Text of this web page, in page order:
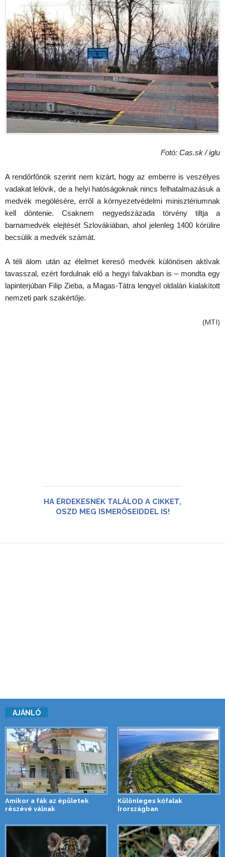
Fotó: Cas.sk / iglu
A rendőrfőnök szerint nem kizárt, hogy az emberre is veszélyes
vadakat lelövik, de a helyi hatóságoknak nincs felhatalmazásuk a
medvék megölésére, erről a környezetvédelmi minisztériumnak
kell döntenie. Csaknem negyedszázada törvény tiltja a
barnamedvék elejtését Szlovákiában, ahol jelenleg 1400 körülire
becsülik a medvék számát.
A téli álom után az élelmet kereső medvék különösen aktívak
tavasszal, ezért fordulnak elő a hegyi falvakban is – mondta egy
lapinterjúban Filip Zieba, a Magas-Tátra lengyel oldalán kialakított
nemzeti park szakértője.
(MTI)
HA ÉRDEKESNEK TALÁLOD A CIKKET,
OSZD MEG ISMERŐSEIDDEL IS!
AJÁNLÓ
Amikor a fák az épületek
részévé válnak
Különleges kőfalak
Írországban